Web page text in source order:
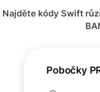
Najděte kódy Swift
Pobočky